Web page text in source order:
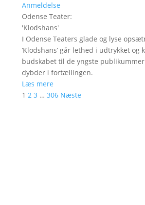
Anmeldelse
Odense Teater:
'Klodshans'
I Odense Teaters glade og lyse
’Klodshans’ går lethed i udtrykket og
budskabet til de yngste
dybder i fortællingen.
Læs mere
1 2 3 … 306 Næste